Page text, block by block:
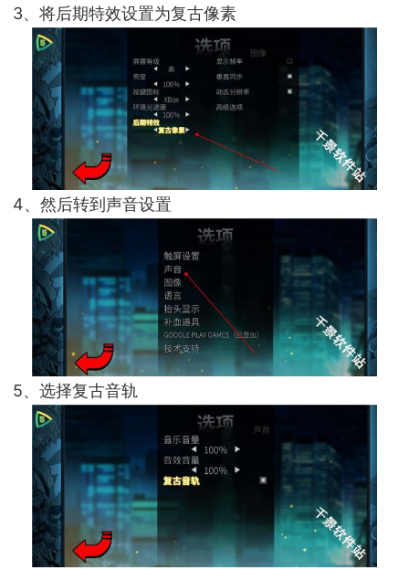
3、将后期特效设置为复古像素
4、然后转到声音设置
5、选择复古音轨